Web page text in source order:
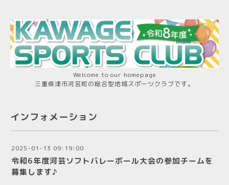
Welcome to our homepage
三重県津市河芸町の総合型地域スポーツクラブです。
インフォメーション
2025-01-13 09:19:00
令和6年度河芸ソフトバレーボール大会の参加チームを
募集します♪